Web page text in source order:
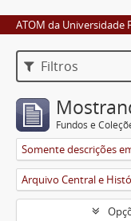
ATOM da Universidade
Filtros
Fundos e
Somente descrições